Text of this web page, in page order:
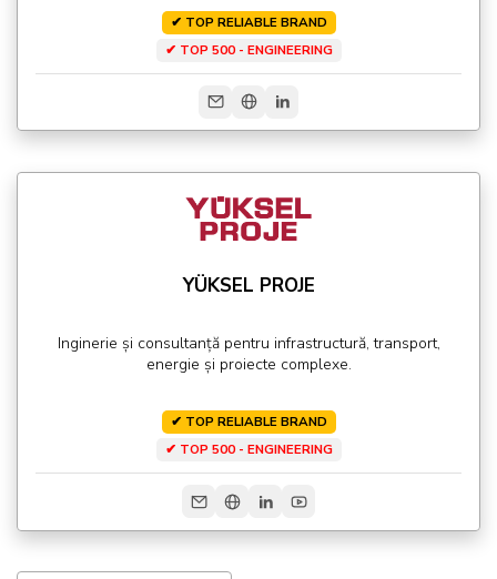
✔ TOP RELIABLE BRAND
✔ TOP 500 - ENGINEERING
YÜKSEL PROJE
Inginerie și consultanță pentru infrastructură, transport,
energie și proiecte complexe.
✔ TOP RELIABLE BRAND
✔ TOP 500 - ENGINEERING